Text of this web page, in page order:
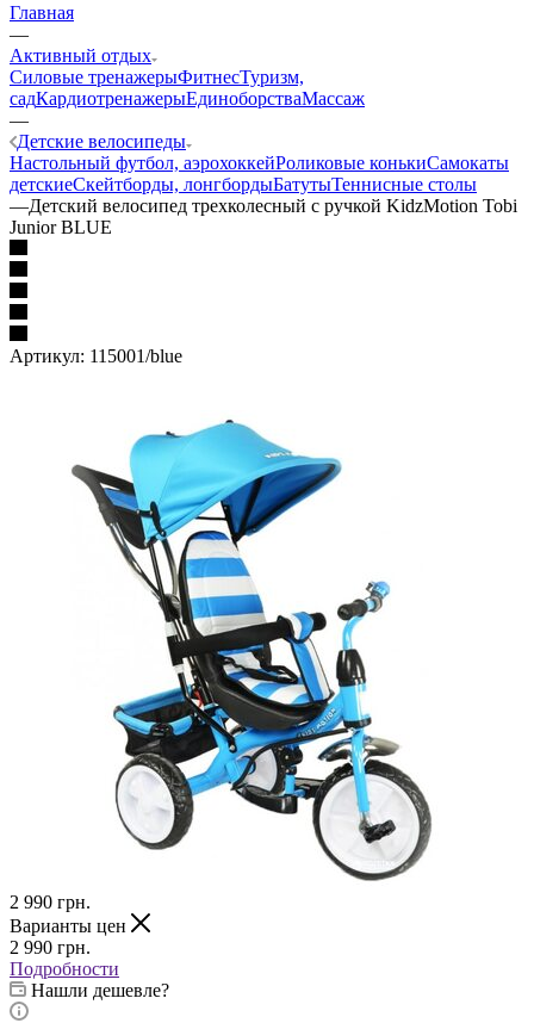
Главная
—
Активный отдых
Силовые тренажерыФитнесТуризм,
садКардиотренажерыЕдиноборстваМассаж
—
Детские велосипеды
Настольный футбол, аэрохоккейРоликовые конькиСамокаты
детскиеСкейтборды, лонгбордыБатутыТеннисные столы
—Детский велосипед трехколесный с ручкой KidzMotion Tobi
Junior BLUE
Артикул: 115001/blue
2 990 грн.
Варианты цен
2 990 грн.
Подробности
Нашли дешевле?